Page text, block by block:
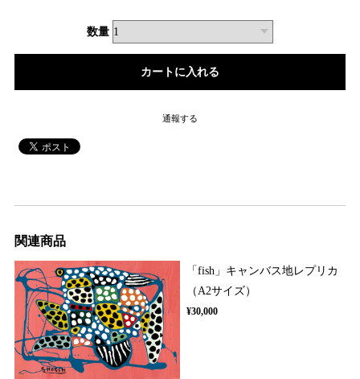
数量
通報する
関連商品
「fish」キャンバス地レプリカ
（A2サイズ）
¥30,000